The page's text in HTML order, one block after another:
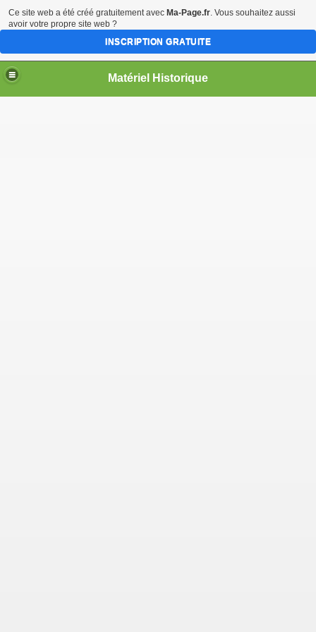
Matériel Historique
Ce site web a été créé gratuitement avec Ma-Page.fr. Vous souhaitez aussi
avoir votre propre site web ?
INSCRIPTION GRATUITE